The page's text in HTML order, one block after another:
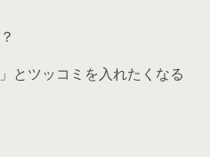
とツッコミを入れたくなる